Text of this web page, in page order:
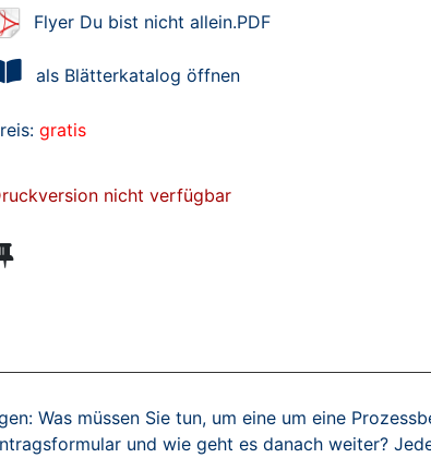
Flyer Du bist nicht allein.PDF
als Blätterkatalog öffnen
gratis
nicht verfügbar
Was müssen Sie tun, um eine um eine
und wie geht es danach weiter?